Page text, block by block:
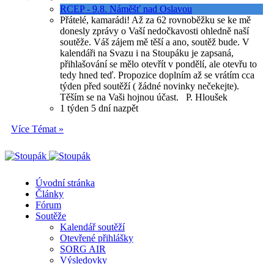
RCEP - 9.8. Náměšť nad Oslavou
Přátelé, kamarádi! Až za 62 rovnoběžku se ke mě
donesly zprávy o Vaší nedočkavosti ohledně naší
soutěže. Váš zájem mě těší a ano, soutěž bude. V
kalendáři na Svazu i na Stoupáku je zapsaná,
přihlašování se mělo otevřít v pondělí, ale otevřu to
tedy hned teď. Propozice doplním až se vrátím cca
týden před soutěží ( žádné novinky nečekejte).
Těším se na Vaši hojnou účast. P. Hloušek
1 týden 5 dní nazpět
Více Témat »
Úvodní stránka
Články
Fórum
Soutěže
Kalendář soutěží
Otevřené přihlášky
SORG AIR
Výsledovky